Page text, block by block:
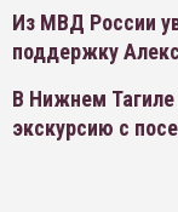
Из МВД России
поддержку
В Нижнем
экскурсию с